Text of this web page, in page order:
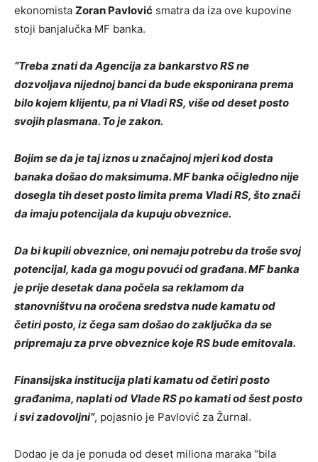
ekonomista Zoran Pavlović smatra da iza ove kupovine
stoji banjalučka MF banka.
“Treba znati da Agencija za bankarstvo RS ne
dozvoljava nijednoj banci da bude eksponirana prema
bilo kojem klijentu, pa ni Vladi RS, više od deset posto
svojih plasmana. To je zakon.
Bojim se da je taj iznos u značajnoj mjeri kod dosta
banaka došao do maksimuma. MF banka očigledno nije
dosegla tih deset posto limita prema Vladi RS, što znači
da imaju potencijala da kupuju obveznice.
Da bi kupili obveznice, oni nemaju potrebu da troše svoj
potencijal, kada ga mogu povući od građana. MF banka
je prije desetak dana počela sa reklamom da
stanovništvu na oročena sredstva nude kamatu od
četiri posto, iz čega sam došao do zaključka da se
pripremaju za prve obveznice koje RS bude emitovala.
Finansijska institucija plati kamatu od četiri posto
građanima, naplati od Vlade RS po kamati od šest posto
i svi zadovoljni”, pojasnio je Pavlović za Žurnal.
Dodao je da je ponuda od deset miliona maraka “bila